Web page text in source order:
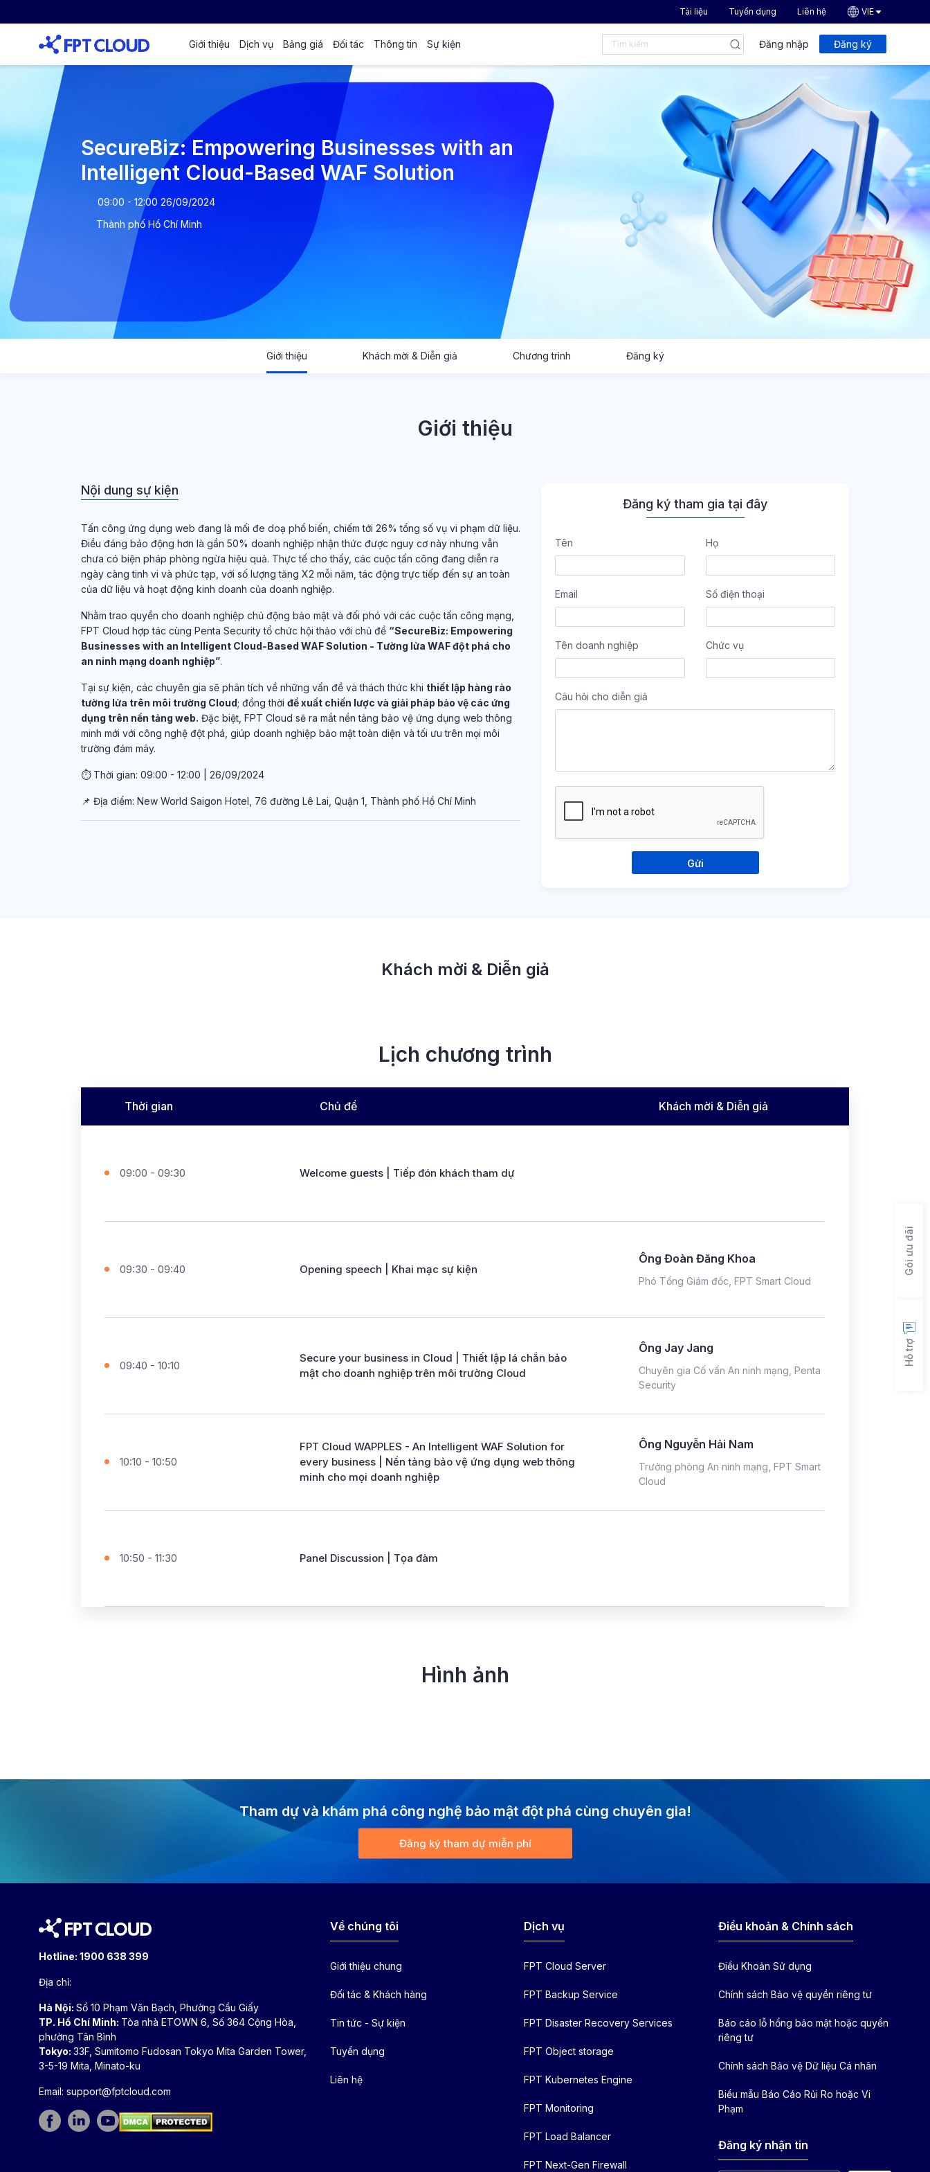
Tài liệu Tuyển dụng Liên hệ VIE
Giới thiệu Dịch vụ Bảng giá Đối tác Thông tin Sự kiện Đăng nhập Đăng ký
SecureBiz: Empowering Businesses with an
Intelligent Cloud-Based WAF Solution
09:00 - 12:00 26/09/2024
Thành phố Hồ Chí Minh
Giới thiệu Khách mời & Diễn giả Chương trình Đăng ký
Giới thiệu
Nội dung sự kiện
Tấn công ứng dụng web đang là mối đe doạ phổ biến, chiếm tới 26% tổng số vụ vi phạm dữ liệu.
Điều đáng báo động hơn là gần 50% doanh nghiệp nhận thức được nguy cơ này nhưng vẫn
chưa có biện pháp phòng ngừa hiệu quả. Thực tế cho thấy, các cuộc tấn công đang diễn ra
ngày càng tinh vi và phức tạp, với số lượng tăng X2 mỗi năm, tác động trực tiếp đến sự an toàn
của dữ liệu và hoạt động kinh doanh của doanh nghiệp.
Nhằm trao quyền cho doanh nghiệp chủ động bảo mật và đối phó với các cuộc tấn công mạng,
FPT Cloud hợp tác cùng Penta Security tổ chức hội thảo với chủ đề “SecureBiz: Empowering
Businesses with an Intelligent Cloud-Based WAF Solution - Tường lửa WAF đột phá cho
an ninh mạng doanh nghiệp”.
Tại sự kiện, các chuyên gia sẽ phân tích về những vấn đề và thách thức khi thiết lập hàng rào
tường lửa trên môi trường Cloud; đồng thời đề xuất chiến lược và giải pháp bảo vệ các ứng
dụng trên nền tảng web. Đặc biệt, FPT Cloud sẽ ra mắt nền tảng bảo vệ ứng dụng web thông
minh mới với công nghệ đột phá, giúp doanh nghiệp bảo mật toàn diện và tối ưu trên mọi môi
trường đám mây.
⏱ Thời gian: 09:00 - 12:00 | 26/09/2024
📌 Địa điểm: New World Saigon Hotel, 76 đường Lê Lai, Quận 1, Thành phố Hồ Chí Minh
Đăng ký tham gia tại đây
Tên Họ
Email Số điện thoại
Tên doanh nghiệp Chức vụ
Câu hỏi cho diễn giả
Gửi
Khách mời & Diễn giả
Lịch chương trình
Thời gian Chủ đề Khách mời & Diễn giả
09:00 - 09:30 Welcome guests | Tiếp đón khách tham dự
09:30 - 09:40 Opening speech | Khai mạc sự kiện
Ông Đoàn Đăng Khoa
Phó Tổng Giám đốc, FPT Smart Cloud
09:40 - 10:10
Secure your business in Cloud | Thiết lập lá chắn bảo
mật cho doanh nghiệp trên môi trường Cloud
Ông Jay Jang
Chuyên gia Cố vấn An ninh mạng, Penta
Security
10:10 - 10:50
FPT Cloud WAPPLES - An Intelligent WAF Solution for
every business | Nền tảng bảo vệ ứng dụng web thông
minh cho mọi doanh nghiệp
Ông Nguyễn Hải Nam
Trưởng phòng An ninh mạng, FPT Smart
Cloud
10:50 - 11:30 Panel Discussion | Tọa đàm
Hình ảnh
Tham dự và khám phá công nghệ bảo mật đột phá cùng chuyên gia!
Đăng ký tham dự miễn phí
Hotline: 1900 638 399
Địa chỉ:
Hà Nội: Số 10 Phạm Văn Bạch, Phường Cầu Giấy
TP. Hồ Chí Minh: Tòa nhà ETOWN 6, Số 364 Cộng Hòa,
phường Tân Bình
Tokyo: 33F, Sumitomo Fudosan Tokyo Mita Garden Tower,
3-5-19 Mita, Minato-ku
Email: support@fptcloud.com
Về chúng tôi
Giới thiệu chung
Đối tác & Khách hàng
Tin tức - Sự kiện
Tuyển dụng
Liên hệ
Dịch vụ
FPT Cloud Server
FPT Backup Service
FPT Disaster Recovery Services
FPT Object storage
FPT Kubernetes Engine
FPT Monitoring
FPT Load Balancer
FPT Next-Gen Firewall
Điều khoản & Chính sách
Điều Khoản Sử dụng
Chính sách Bảo vệ quyền riêng tư
Báo cáo lỗ hổng bảo mật hoặc quyền
riêng tư
Chính sách Bảo vệ Dữ liệu Cá nhân
Biểu mẫu Báo Cáo Rủi Ro hoặc Vi
Phạm
Đăng ký nhận tin
Hỗ trợ
Gói ưu đãi